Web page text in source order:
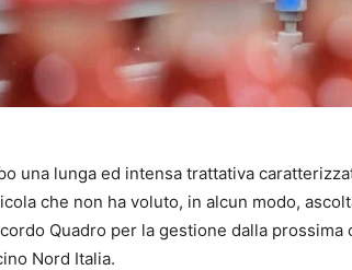
una lunga ed intensa trattativa
che non ha voluto, in alcun modo,
Quadro per la gestione dalla
Nord Italia.